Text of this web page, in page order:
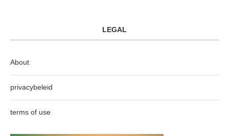
LEGAL
About
privacybeleid
terms of use